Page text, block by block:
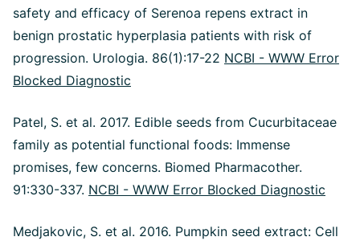
safety and efficacy of Serenoa repens extract in
benign prostatic hyperplasia patients with risk of
progression. Urologia. 86(1):17-22 NCBI - WWW Error
Blocked Diagnostic
Patel, S. et al. 2017. Edible seeds from Cucurbitaceae
family as potential functional foods: Immense
promises, few concerns. Biomed Pharmacother.
91:330-337. NCBI - WWW Error Blocked Diagnostic
Medjakovic, S. et al. 2016. Pumpkin seed extract: Cell